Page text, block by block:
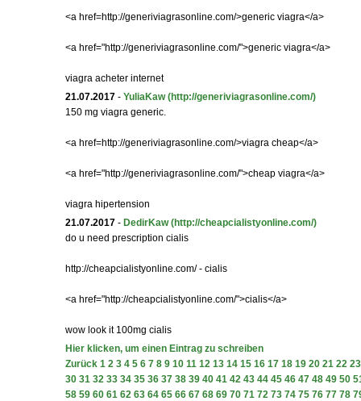
<a href=http://generiviagrasonline.com/>generic viagra</a>
<a href="http://generiviagrasonline.com/">generic viagra</a>
viagra acheter internet
21.07.2017 - YuliaKaw (http://generiviagrasonline.com/)
150 mg viagra generic.
<a href=http://generiviagrasonline.com/>viagra cheap</a>
<a href="http://generiviagrasonline.com/">cheap viagra</a>
viagra hipertension
21.07.2017 - DedirKaw (http://cheapcialistyonline.com/)
do u need prescription cialis
http://cheapcialistyonline.com/ - cialis
<a href="http://cheapcialistyonline.com/">cialis</a>
wow look it 100mg cialis
Hier klicken, um einen Eintrag zu schreiben
Zurück 1 2 3 4 5 6 7 8 9 10 11 12 13 14 15 16 17 18 19 20 21 22 23
30 31 32 33 34 35 36 37 38 39 40 41 42 43 44 45 46 47 48 49 50
58 59 60 61 62 63 64 65 66 67 68 69 70 71 72 73 74 75 76 77 78